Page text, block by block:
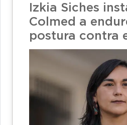
Izkia Siches
Colmed a
postura contra